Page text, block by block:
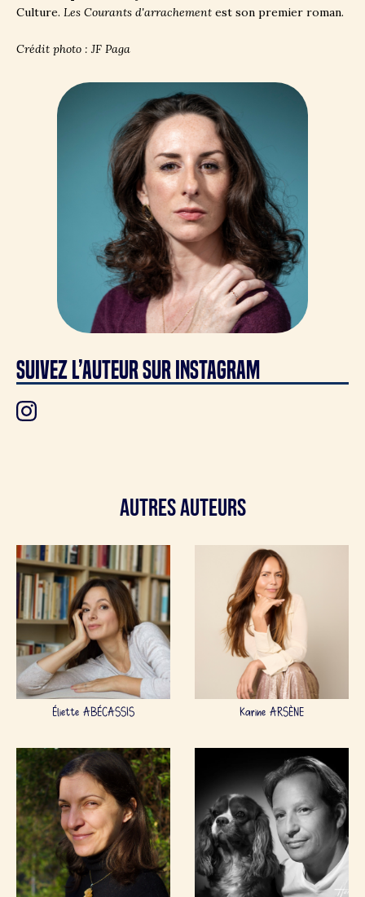
Culture. Les Courants d'arrachementest son premier roman.
Crédit photo : JF Paga
SUIVEZ L’AUTEUR SUR INSTAGRAM
Autres Auteurs
Éliette ABÉCASSIS Karine ARSÈNE